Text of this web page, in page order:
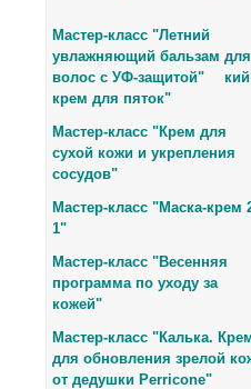
Мастер-класс "Летний
увлажняющий бальзам для
волос с УФ-защитой"
кий
крем для пяток"
Мастер-класс "Крем для
сухой кожи и укрепления
сосудов"
Мастер-класс "Маска-крем
1"
Мастер-класс "Весенняя
программа по уходу за
кожей"
Мастер-класс "Калька.
для обновления зрелой
от дедушки Perricone"